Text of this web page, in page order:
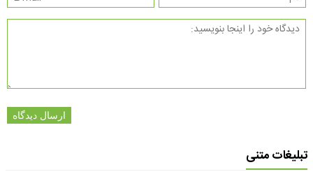
ارسال دیدگاه
تبلیغات متنی